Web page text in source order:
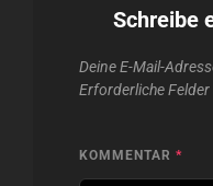
Schreibe
Deine E-Mail-
Erforderliche
KOMMENTAR *